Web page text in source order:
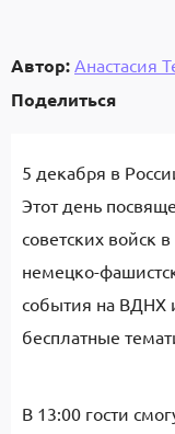
Автор: Анастасия
Поделиться
5 декабря в
Этот день
советских войск
немецко-
события на ВДНХ
бесплатные
В 13:00 гости